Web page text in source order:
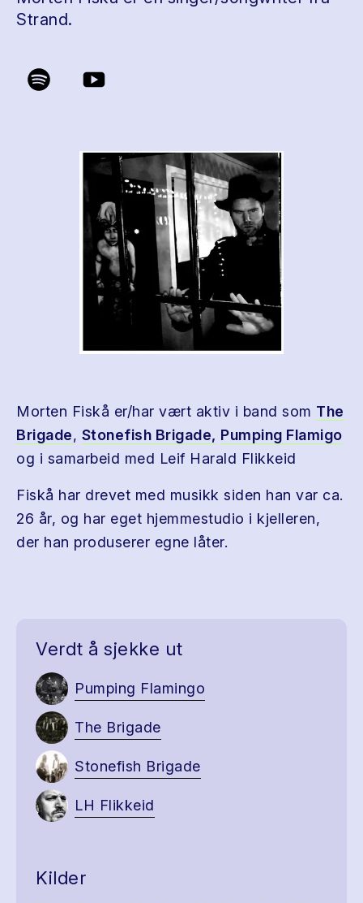
Strand.
Morten Fiskå er/har vært aktiv i band som The
Brigade, Stonefish Brigade, Pumping Flamigo
og i samarbeid med Leif Harald Flikkeid
Fiskå har drevet med musikk siden han var ca.
26 år, og har eget hjemmestudio i kjelleren,
der han produserer egne låter.
Verdt å sjekke ut
Pumping Flamingo
The Brigade
Stonefish Brigade
LH Flikkeid
Kilder